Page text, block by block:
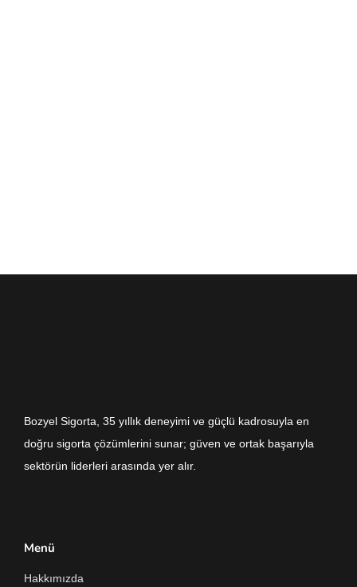
Bozyel Sigorta, 35 yıllık deneyimi ve güçlü kadrosuyla en
doğru sigorta çözümlerini sunar; güven ve ortak başarıyla
sektörün liderleri arasında yer alır.
Menü
Hakkımızda